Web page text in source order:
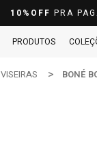
10%OFF PRA
PRODUTOS
BONÉ